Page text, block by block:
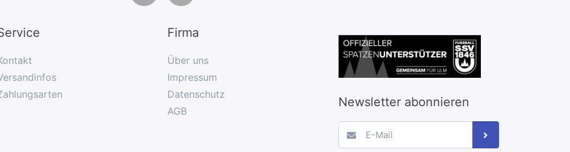
Firma
Über uns
Impressum
Datenschutz
AGB
Newsletter abonnieren